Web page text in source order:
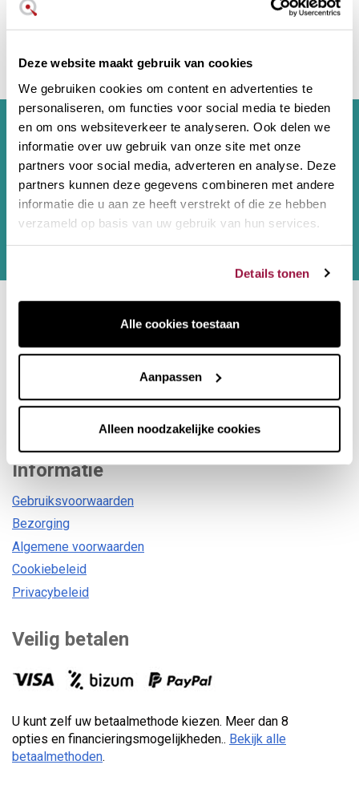
Deze website maakt gebruik van cookies
We gebruiken cookies om content en advertenties te
personaliseren, om functies voor social media te bieden
en om ons websiteverkeer te analyseren. Ook delen we
informatie over uw gebruik van onze site met onze
partners voor social media, adverteren en analyse. Deze
partners kunnen deze gegevens combineren met andere
informatie die u aan ze heeft verstrekt of die ze hebben
verzameld op basis van uw gebruik van hun services.
Details tonen
Alle cookies toestaan
Aanpassen
Alleen noodzakelijke cookies
Anysharp PRO metalen
Aanmelden voor nieuwsbrief
Puede darse de baja en cualquier momento. Para ello, consulte nuestra
información de contacto en el aviso legal.
van deze website.
Neem contact met ons op
Informatie
Gebruiksvoorwaarden
Bezorging
Algemene voorwaarden
Cookiebeleid
Privacybeleid
Veilig betalen
U kunt zelf uw betaalmethode kiezen. Meer dan 8
opties en financieringsmogelijkheden.. Bekijk alle
betaalmethoden.